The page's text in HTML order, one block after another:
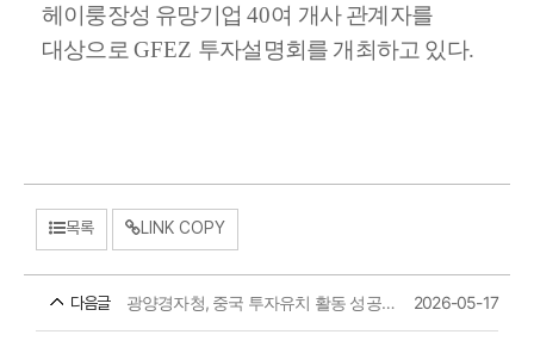
헤이룽장성 유망기업40여 개사 관계자를
대상으로 GFEZ 투자설명회를 개최하고 있다.
목록 LINK COPY
다음글 광양경자청, 중국 투자유치 활동 성공적 마무리 2026-05-17